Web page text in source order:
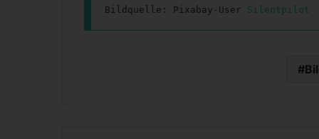
Bildquelle: Pixabay-User Silentpilot